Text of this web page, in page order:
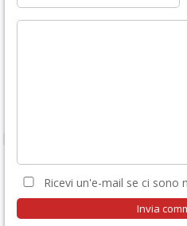
Ricevi un'e-mail se ci sono